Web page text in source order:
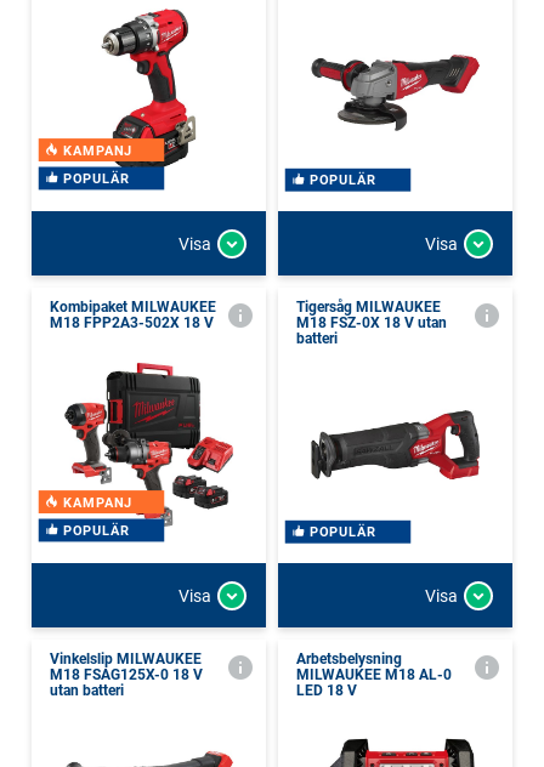
KAMPANJ
POPULÄR
Visa
POPULÄR
Visa
Kombipaket MILWAUKEE
M18 FPP2A3-502X 18 V
KAMPANJ
POPULÄR
Visa
Tigersåg MILWAUKEE
M18 FSZ-0X 18 V utan
batteri
POPULÄR
Visa
Vinkelslip MILWAUKEE
M18 FSAG125X-0 18 V
utan batteri
Arbetsbelysning
MILWAUKEE M18 AL-0
LED 18 V